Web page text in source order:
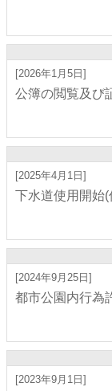
[2026年1月5日]
公簿の閲覧及び
[2025年4月1日]
下水道使用開始
[2024年9月25日]
都市公園内行為
[2023年9月1日]